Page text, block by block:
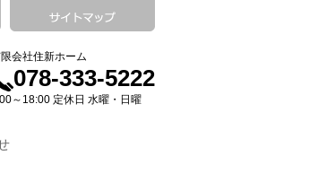
会社住新ホーム
078-333-5222
～18:00 定休日 水曜・日曜